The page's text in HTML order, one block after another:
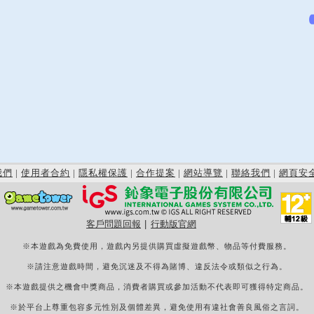
們 | 使用者合約 | 隱私權保護 | 合作提案 | 網站導覽 | 聯絡我們 | 網頁安
客戶問題回報 行動版官網
※本遊戲為免費使用，遊戲內另提供購買虛擬遊戲幣、物品等付費服務。
※請注意遊戲時間，避免沉迷及不得為賭博、違反法令或類似之行為。
※本遊戲提供之機會中獎商品，消費者購買或參加活動不代表即可獲得特定商品。
※於平台上尊重包容多元性別及個體差異，避免使用有違社會善良風俗之言詞。